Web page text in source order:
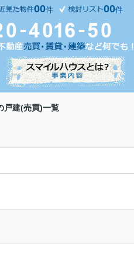
00件 00件
戸建(売買)一覧